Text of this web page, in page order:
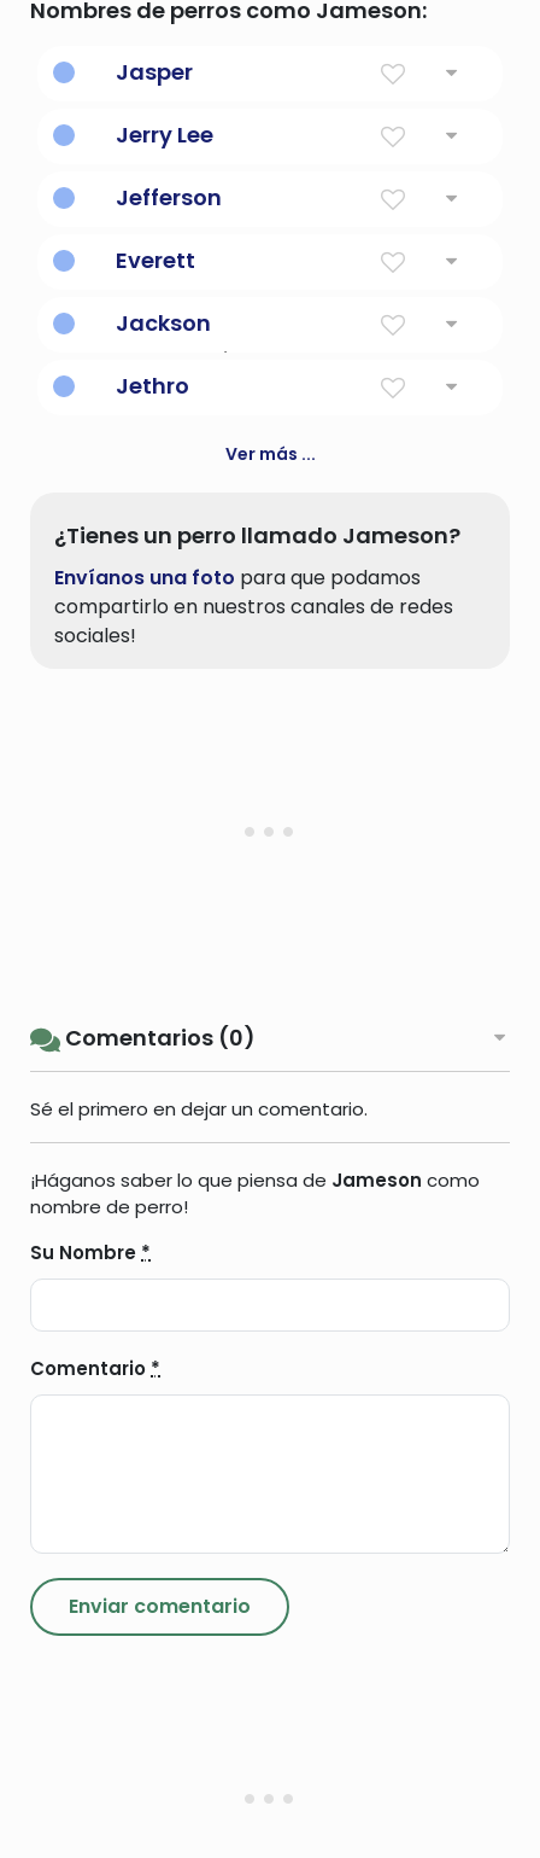
Nombres de perros como Jameson:
Jasper
Jerry Lee
Jefferson
Everett
Jackson
Jethro
Ver más ...
¿Tienes un perro llamado Jameson?
Envíanos una foto para que podamos
compartirlo en nuestros canales de redes
sociales!
Comentarios (0)
Sé el primero en dejar un comentario.
¡Háganos saber lo que piensa de Jameson como
nombre de perro!
Su Nombre *
Comentario *